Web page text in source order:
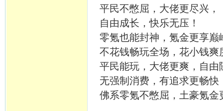
平民不憋屈，大佬更尽兴，
自由成长，快乐无压！
零氪也能封神，氪金更享巅
不花钱畅玩全场，花小钱爽
平民能玩，大佬更爽，自由
无强制消费，有追求更畅快
佛系零氪不憋屈，土豪氪金